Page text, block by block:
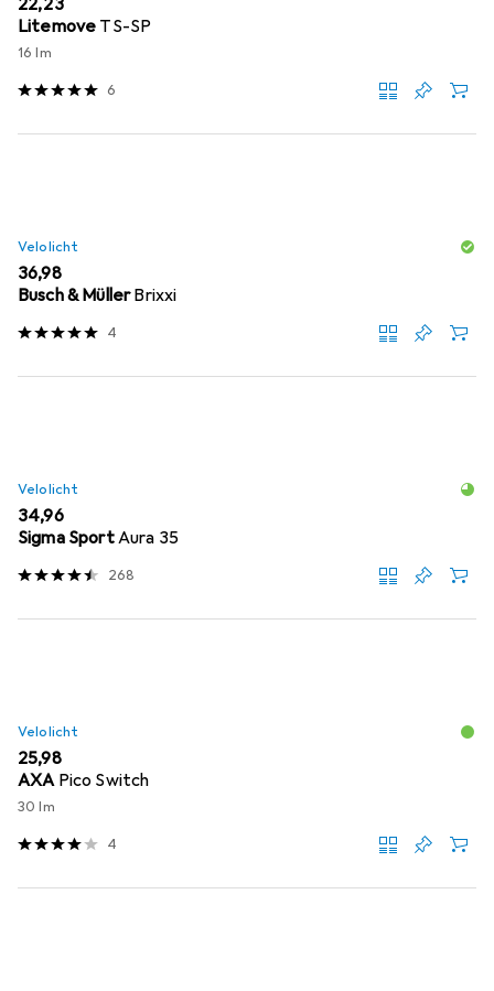
EUR
22,23
Litemove TS-SP
16 lm
6
Velolicht
EUR
36,98
Busch & MüllerBrixxi
4
Velolicht
EUR
34,96
Sigma SportAura 35
268
Velolicht
EUR
25,98
AXA Pico Switch
30 lm
4